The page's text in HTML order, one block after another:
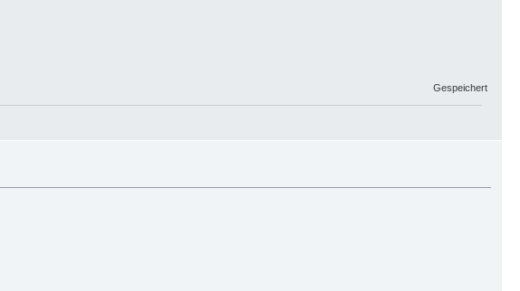
Gespeichert